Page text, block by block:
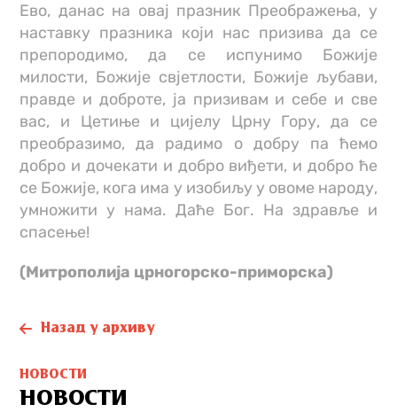
Ево, данас на овај празник Преображења, у
наставку празника који нас призива да се
препородимо, да се испунимо Божије
милости, Божије свјетлости, Божије љубави,
правде и доброте, ја призивам и себе и све
вас, и Цетиње и цијелу Црну Гору, да се
преобразимо, да радимо о добру па ћемо
добро и дочекати и добро виђети, и добро ће
се Божије, кога има у изобиљу у овоме народу,
умножити у нама. Даће Бог. На здравље и
спасење!
(Митрополијa црногорско-приморскa)
Назад у архиву
НОВОСТИ
НОВОСТИ